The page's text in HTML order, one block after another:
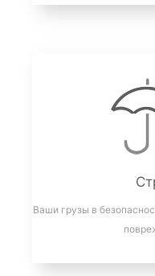
Ваши грузы в